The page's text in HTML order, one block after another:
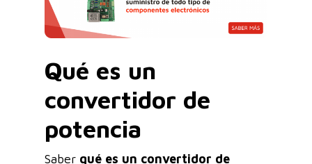
Qué es un
convertidor de
potencia
Saber qué es un convertidor de